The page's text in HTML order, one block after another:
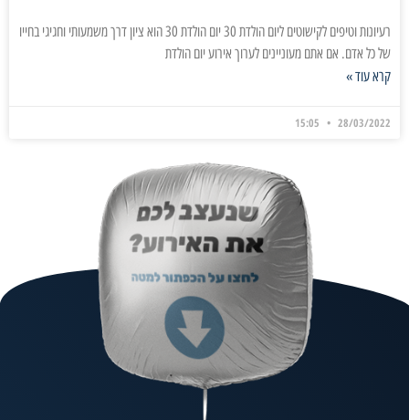
רעיונות וטיפים לקישוטים ליום הולדת 30 יום הולדת 30 הוא ציון דרך משמעותי וחגיגי בחייו
של כל אדם. אם אתם מעוניינים לערוך אירוע יום הולדת
קרא עוד »
28/03/2022